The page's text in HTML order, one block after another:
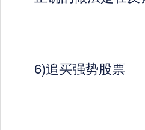
6)追买强势股票